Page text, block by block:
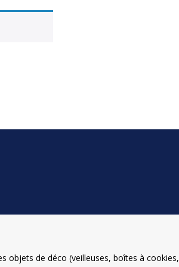
objets de déco (veilleuses, boîtes à cookies,